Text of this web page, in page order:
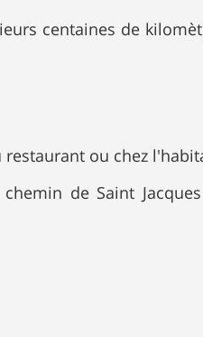
centaines de
ou chez
de Saint